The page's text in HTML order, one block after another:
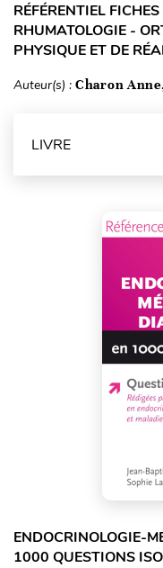
RÉFÉRENTIEL
RHUMATOLOGIE -
PHYSIQUE ET DE
Auteur(s) : Charon
LIVRE
ENDOCRINOLOGIE-
1000 QUESTIONS